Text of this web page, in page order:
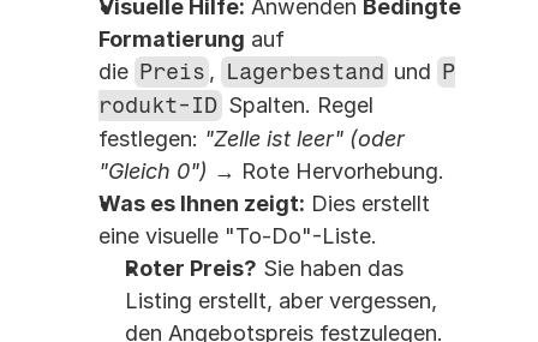
Visuelle Hilfe: Anwenden Bedingte
Formatierung auf
die Preis , Lagerbestand und P
rodukt-ID Spalten. Regel
festlegen: "Zelle ist leer" (oder
"Gleich 0") → Rote Hervorhebung.
Was es Ihnen zeigt: Dies erstellt
eine visuelle "To-Do"-Liste.
Roter Preis? Sie haben das
Listing erstellt, aber vergessen,
den Angebotspreis festzulegen.